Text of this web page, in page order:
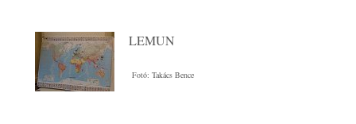
LEMUN
Fotó: Takács Bence